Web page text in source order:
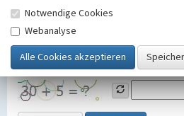
SicherheitsabfrageTragen Sie unten
Grafik ein
Notwendige Cookies
Webanalyse